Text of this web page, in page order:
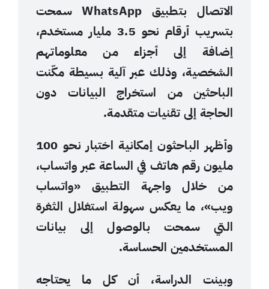
الاتصال بتطبيق WhatsApp سمحت
بتسريب أرقام نحو 3.5 مليار مستخدم،
إضافة إلى أجزاء من معلوماتهم
الشخصية، وذلك عبر آلية بسيطة مكّنت
الباحثين من استخراج البيانات دون
الحاجة إلى تقنيات متقدمة.
وأظهر الباحثون إمكانية اختبار نحو 100
مليون رقم هاتف في الساعة عبر واتساب،
من خلال واجهة التطبيق «واتساب
ويب»، ما يعكس سهولة استغلال الثغرة
التي سمحت بالوصول إلى بيانات
المستخدمين الحساسة.
وبينت الدراسة، أن كل ما يحتاجه